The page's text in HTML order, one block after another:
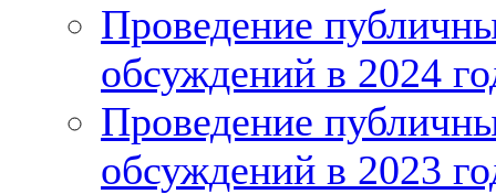
Проведение
обсуждений в 2024
Проведение
обсуждений в 2023